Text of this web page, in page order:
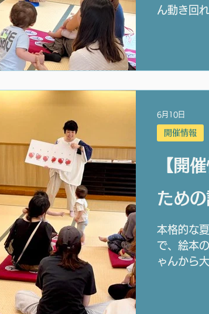
ん動き回
【開
ため
本格的な
で、絵本
ゃんから
開催情報
6月10日